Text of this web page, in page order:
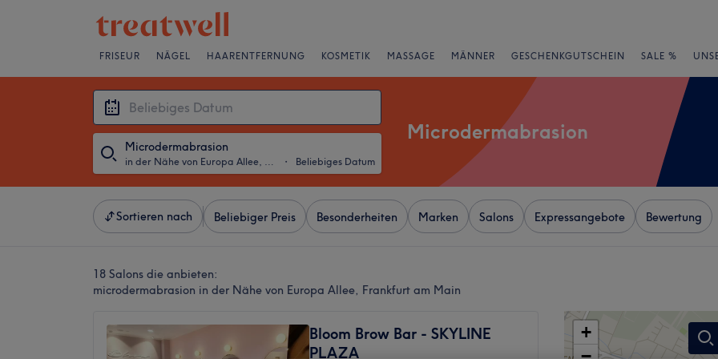
FRISEUR NÄGEL HAARENTFERNUNG KOSMETIK MASSAGE MÄNNER GESCHENKGUTSCHEIN SALE %
Microdermabrasion
in der Nähe von Europa Allee, Frankfurt am Main ・ Beliebiges Datum
Microdermabrasion
Sortieren nach Beliebiger Preis Besonderheiten Marken Salons Expressangebote Bewertung
18 Salons die anbieten:
microdermabrasion in der Nähe von Europa Allee, Frankfurt am Main
Bloom Brow Bar - SKYLINE
PLAZA
+